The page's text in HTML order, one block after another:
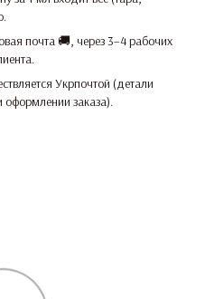
почта 🚚, через 3–4 рабочих
Укрпочтой (детали
заказа).